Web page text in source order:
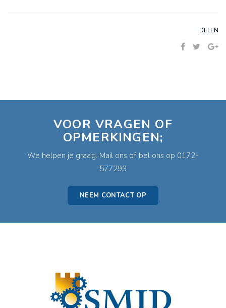
DELEN
VOOR VRAGEN OF
OPMERKINGEN;
We helpen je graag. Mail ons of bel ons op 0172-
577293
NEEM CONTACT OP